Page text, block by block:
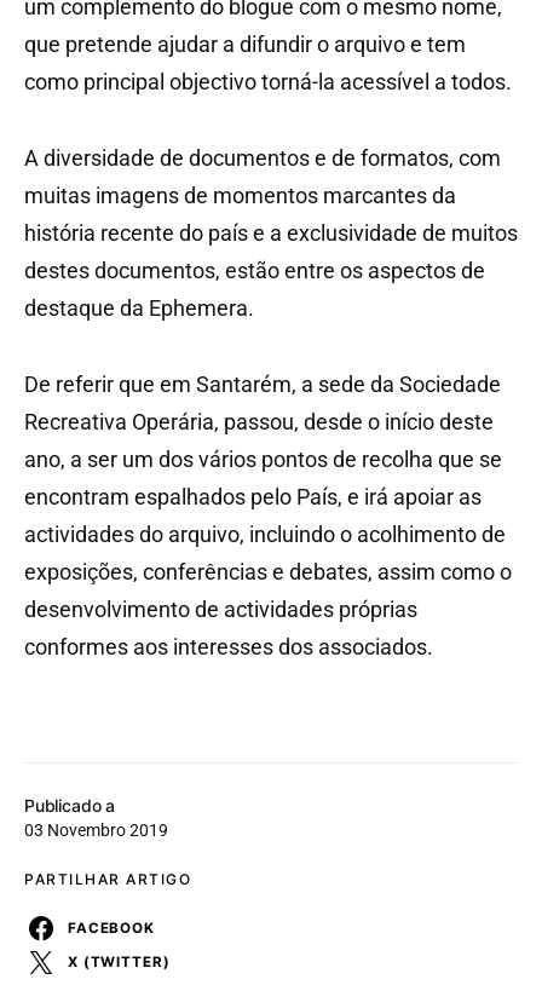
Publicado a
03 Novembro 2019
PARTILHAR ARTIGO
FACEBOOK
X (TWITTER)
um complemento do blogue com o mesmo nome,
que pretende ajudar a difundir o arquivo e tem
como principal objectivo torná-la acessível a todos.
A diversidade de documentos e de formatos, com
muitas imagens de momentos marcantes da
história recente do país e a exclusividade de muitos
destes documentos, estão entre os aspectos de
destaque da Ephemera.
De referir que em Santarém, a sede da Sociedade
Recreativa Operária, passou, desde o início deste
ano, a ser um dos vários pontos de recolha que se
encontram espalhados pelo País, e irá apoiar as
actividades do arquivo, incluindo o acolhimento de
exposições, conferências e debates, assim como o
desenvolvimento de actividades próprias
conformes aos interesses dos associados.